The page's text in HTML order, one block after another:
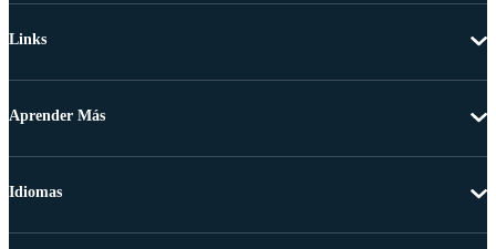
Links
Aprender Más
Idiomas